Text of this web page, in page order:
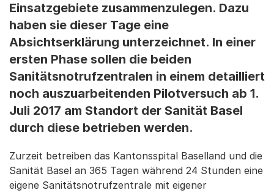
Einsatzgebiete zusammenzulegen. Dazu
haben sie dieser Tage eine
Absichtserklärung unterzeichnet. In einer
ersten Phase sollen die beiden
Sanitätsnotrufzentralen in einem detailliert
noch auszuarbeitenden Pilotversuch ab 1.
Juli 2017 am Standort der Sanität Basel
durch diese betrieben werden.
Zurzeit betreiben das Kantonsspital Baselland und die
Sanität Basel an 365 Tagen während 24 Stunden eine
eigene Sanitätsnotrufzentrale mit eigener